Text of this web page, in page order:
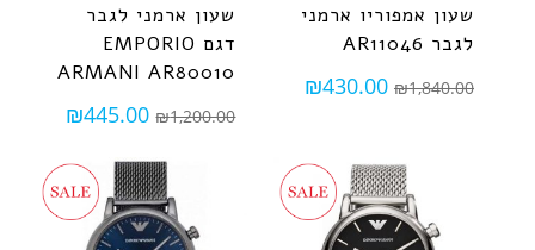
שעון אמפוריו ארמני
לגבר AR11046
₪1,840.00
₪430.00
שעון ארמני לגבר
דגם EMPORIO
ARMANI AR80010
₪1,200.00
₪445.00